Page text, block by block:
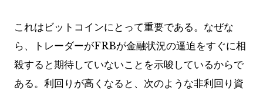
これはビットコインにとって重要である。なぜな
ら、トレーダーがFRBが金融状況の逼迫をすぐに相
殺すると期待していないことを示唆しているからで
ある。利回りが高くなると、次のような非利回り資